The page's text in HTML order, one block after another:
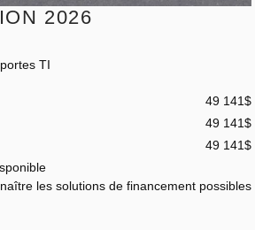
2026
TI
49 141$
49 141$
49 141$
les solutions de financement possibles